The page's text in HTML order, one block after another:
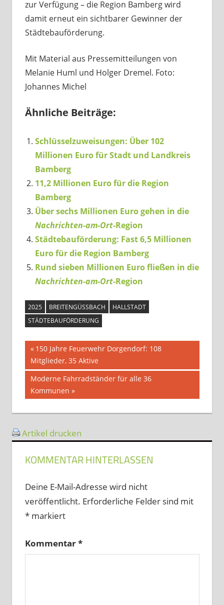
zur Verfügung – die Region Bamberg wird
damit erneut ein sichtbarer Gewinner der
Städtebauförderung.
Mit Material aus Pressemitteilungen von
Melanie Huml und Holger Dremel. Foto:
Johannes Michel
Ähnliche Beiträge:
Schlüsselzuweisungen: Über 102
Millionen Euro für Stadt und Landkreis
Bamberg
11,2 Millionen Euro für die Region
Bamberg
Über sechs Millionen Euro gehen in die
Nachrichten-am-Ort-Region
Städtebauförderung: Fast 6,5 Millionen
Euro für die Region Bamberg
Rund sieben Millionen Euro fließen in die
Nachrichten-am-Ort-Region
2025 BREITENGÜSSBACH
HALLSTADT
STÄDTEBAUFÖRDERUNG
Beitragsnavigation
Vorheriger
Beitrag:
150 Jahre Feuerwehr Dorgendorf: 108
Mitglieder, 35 Aktive
Nächster
Beitrag:
Moderne Fahrradständer für alle 36
Kommunen
Artikel drucken
KOMMENTAR HINTERLASSEN
Deine E-Mail-Adresse wird nicht
veröffentlicht. Erforderliche Felder sind mit
*markiert
Kommentar*